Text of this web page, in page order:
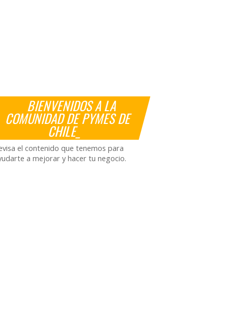
BIENVENIDOS A LA
COMUNIDAD DE PYMES DE
CHILE_
el contenido que tenemos para
a mejorar y hacer tu negocio.